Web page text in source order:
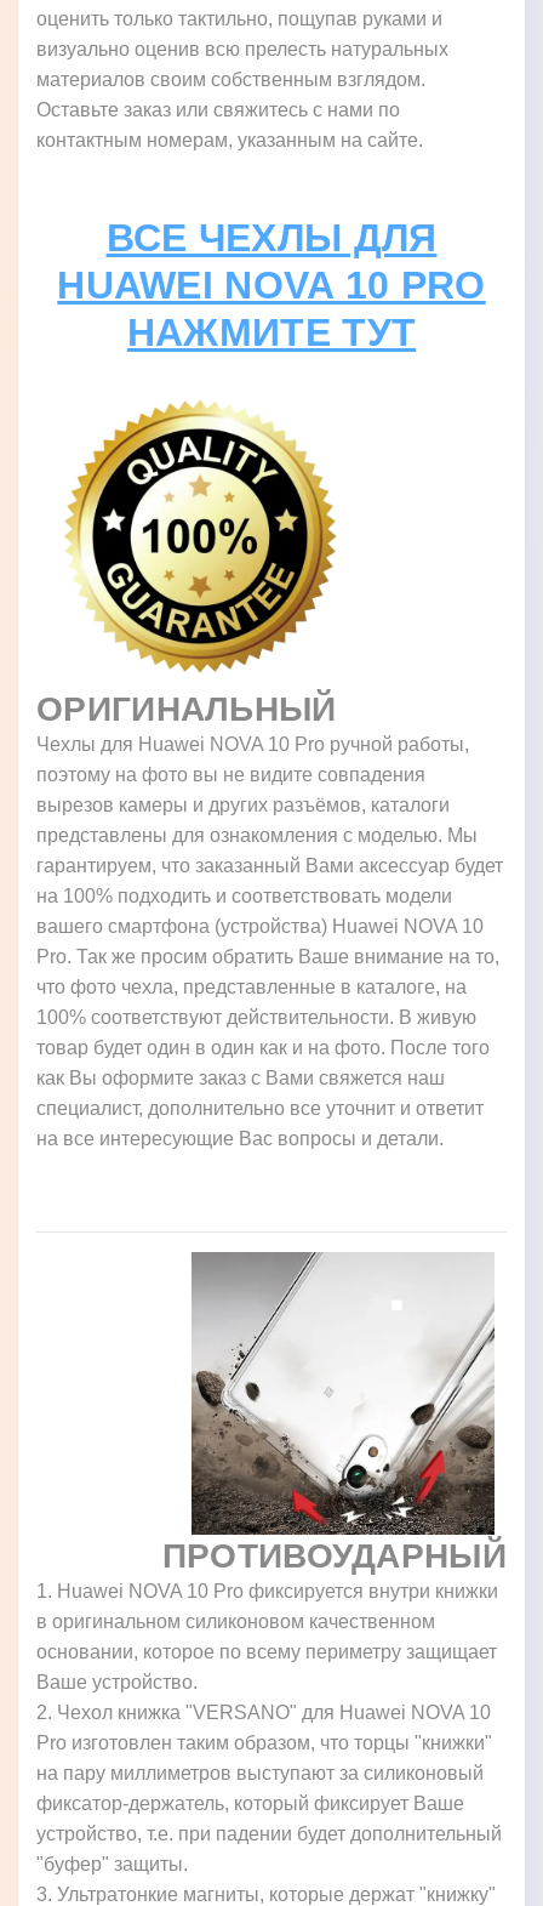
оценить только тактильно, пощупав руками и
визуально оценив всю прелесть натуральных
материалов своим собственным взглядом.
Оставьте заказ или свяжитесь с нами по
контактным номерам, указанным на сайте.
ВСЕ ЧЕХЛЫ ДЛЯ
HUAWEI NOVA 10 PRO
НАЖМИТЕ ТУТ
ОРИГИНАЛЬНЫЙ
Чехлы для Huawei NOVA 10 Pro ручной работы,
поэтому на фото вы не видите совпадения
вырезов камеры и других разъёмов, каталоги
представлены для ознакомления с моделью. Мы
гарантируем, что заказанный Вами аксессуар будет
на 100% подходить и соответствовать модели
вашего смартфона (устройства) Huawei NOVA 10
Pro. Так же просим обратить Ваше внимание на то,
что фото чехла, представленные в каталоге, на
100% соответствуют действительности. В живую
товар будет один в один как и на фото. После того
как Вы оформите заказ с Вами свяжется наш
специалист, дополнительно все уточнит и ответит
на все интересующие Вас вопросы и детали.
ПРОТИВОУДАРНЫЙ
1. Huawei NOVA 10 Pro фиксируется внутри книжки
в оригинальном силиконовом качественном
основании, которое по всему периметру защищает
Ваше устройство.
2. Чехол книжка "VERSANO" для Huawei NOVA 10
Pro изготовлен таким образом, что торцы "книжки"
на пару миллиметров выступают за силиконовый
фиксатор-держатель, который фиксирует Ваше
устройство, т.е. при падении будет дополнительный
"буфер" защиты.
3. Ультратонкие магниты, которые держат "книжку"